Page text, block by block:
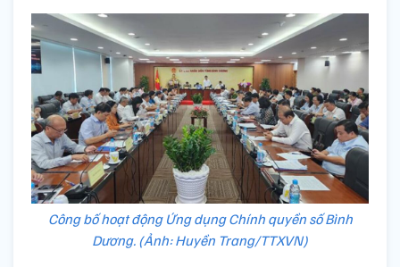
Công bố hoạt động Ứng dụng Chính quyền số Bình
Dương. (Ảnh: Huyền Trang/TTXVN)